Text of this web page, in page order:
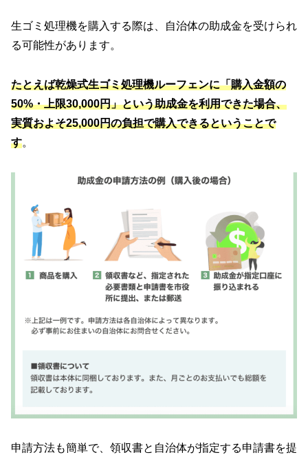
生ゴミ処理機を購入する際は、自治体の助成金を受けられ
る可能性があります。
たとえば乾燥式生ゴミ処理機ルーフェンに「購入金額の
50%・上限30,000円」という助成金を利用できた場合、
実質およそ25,000円の負担で購入できるということで
す。
申請方法も簡単で、領収書と自治体が指定する申請書を提